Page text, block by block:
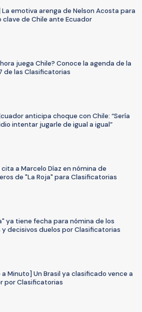
La emotiva arenga de Nelson Acosta para
clave de Chile ante Ecuador
juega Chile? Conoce la agenda de la
de las Clasificatorias
anticipa choque con Chile: “Sería
intentar jugarle de igual a igual”
cita a Marcelo Díaz en nómina de
de "La Roja" para Clasificatorias
ya tiene fecha para nómina de los
decisivos duelos por Clasificatorias
a Minuto] Un Brasil ya clasificado vence a
por Clasificatorias